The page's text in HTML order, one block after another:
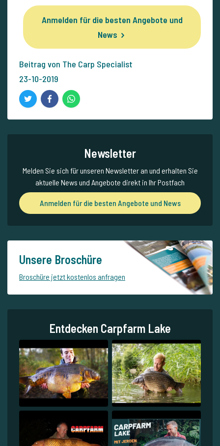
Anmelden für die besten Angebote und
News
Beitrag von The Carp Specialist
23-10-2019
Newsletter
Melden Sie sich für unseren Newsletter an und erhalten Sie
aktuelle News und Angebote direkt in Ihr Postfach
Anmelden für die besten Angebote und News
Unsere Broschüre
Broschüre jetzt kostenlos anfragen
Entdecken Carpfarm Lake